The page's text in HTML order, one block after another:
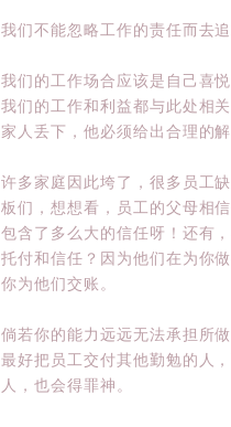
我们不能忽略工作的责任而去
我们的工作场合应该是自己喜
我们的工作和利益都与此处相
家人丢下，他必须给出合理的解
许多家庭因此垮了，很多员工
板们，想想看，员工的父母相
包含了多么大的信任呀！还有
托付和信任？因为他们在为你
你为他们交账。
倘若你的能力远远无法承担所
最好把员工交付其他勤勉的人
人，也会得罪神。